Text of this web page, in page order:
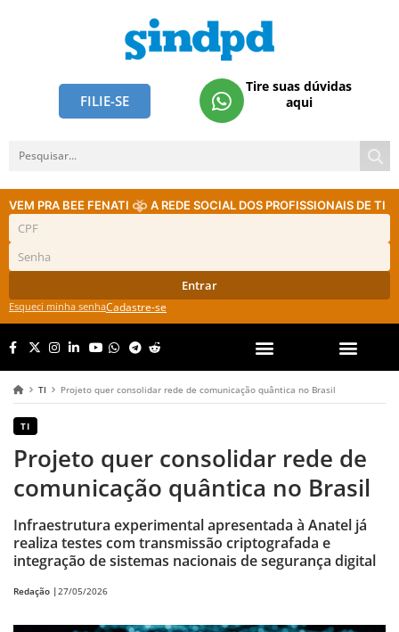
FILIE-SE
Tire suas dúvidas
aqui
VEM PRA BEE FENATI A REDE SOCIAL DOS PROFISSIONAIS DE TI
Entrar
Esqueci minha senhaCadastre-se
TI Projeto quer consolidar rede de comunicação quântica no Brasil
TI
Projeto quer consolidar rede de
comunicação quântica no Brasil
Infraestrutura experimental apresentada à Anatel já
realiza testes com transmissão criptografada e
integração de sistemas nacionais de segurança digital
Redação |27/05/2026